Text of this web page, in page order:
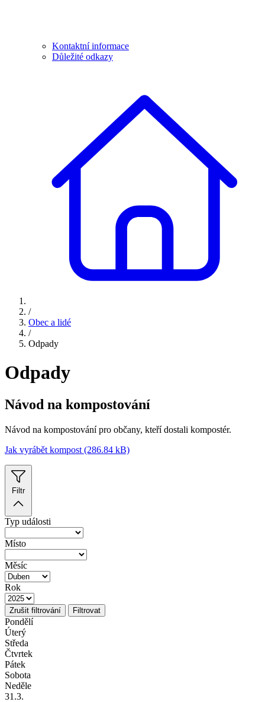
Kontaktní informace
Důležité odkazy
/
Obec a lidé
/
Odpady
Odpady
Návod na kompostování
Návod na kompostování pro občany, kteří dostali kompostér.
Jak vyrábět kompost (286.84 kB)
Filtr
Typ události
Místo
Měsíc
Rok
Zrušit filtrování Filtrovat
Pondělí
Úterý
Středa
Čtvrtek
Pátek
Sobota
Neděle
31 .3.